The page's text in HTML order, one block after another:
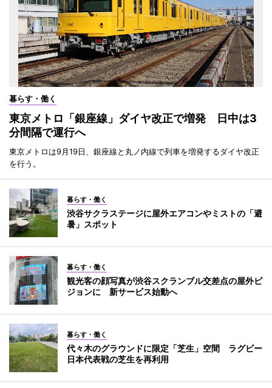
暮らす・働く
東京メトロ「銀座線」ダイヤ改正で増発 日中は3
分間隔で運行へ
東京メトロは9月19日、銀座線と丸ノ内線で列車を増発するダイヤ改正
を行う。
暮らす・働く
渋谷サクラステージに屋外エアコンやミストの「避
暑」スポット
暮らす・働く
観光客の顔写真が渋谷スクランブル交差点の屋外ビ
ジョンに 新サービス始動へ
暮らす・働く
代々木のグラウンドに限定「芝生」空間 ラグビー
日本代表戦の芝生を再利用